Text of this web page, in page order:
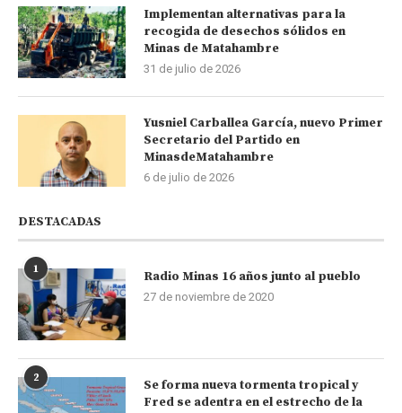
Implementan alternativas para la
recogida de desechos sólidos en
Minas de Matahambre
31 de julio de 2026
Yusniel Carballea García, nuevo Primer
Secretario del Partido en
MinasdeMatahambre
6 de julio de 2026
DESTACADAS
1 Radio Minas 16 años junto al pueblo
27 de noviembre de 2020
2
Se forma nueva tormenta tropical y
Fred se adentra en el estrecho de la